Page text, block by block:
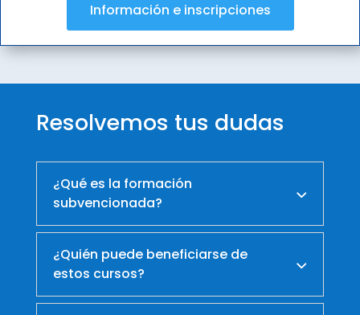
Información e inscripciones
Resolvemos tus dudas
¿Qué es la formación
subvencionada?
¿Quién puede beneficiarse de
estos cursos?